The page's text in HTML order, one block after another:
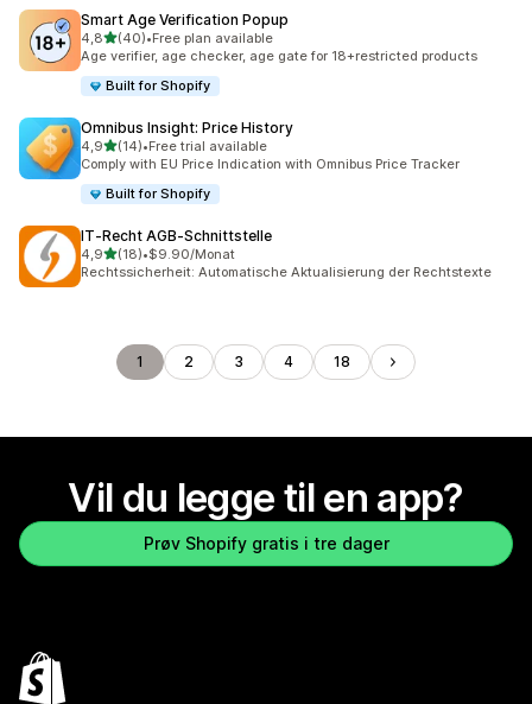
Smart Age Verification Popup
4,8av 5 stjerner
(40)
Totalt 40 omtaler
•Free plan available
Age verifier, age checker, age gate for 18+restricted products
Built for Shopify
Omnibus Insight: Price History
4,9av 5 stjerner
(14)
Totalt 14 omtaler
•Free trial available
Comply with EU Price Indication with Omnibus Price Tracker
Built for Shopify
IT‑Recht AGB‑Schnittstelle
4,9av 5 stjerner
(18)
Totalt 18 omtaler
•$9.90/Monat
Rechtssicherheit: Automatische Aktualisierung der Rechtstexte
1 2 3 4 18
Vil du legge til en app?
Prøv Shopify gratis i tre dager